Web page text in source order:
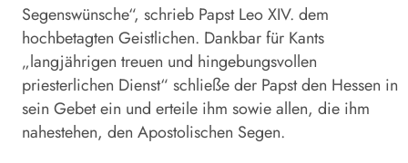
Segenswünsche“, schrieb Papst Leo XIV. dem
hochbetagten Geistlichen. Dankbar für Kants
„langjährigen treuen und hingebungsvollen
priesterlichen Dienst“ schließe der Papst den Hessen in
sein Gebet ein und erteile ihm sowie allen, die ihm
nahestehen, den Apostolischen Segen.